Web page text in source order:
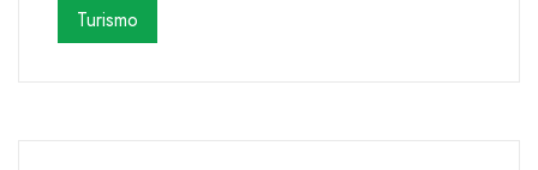
Turismo